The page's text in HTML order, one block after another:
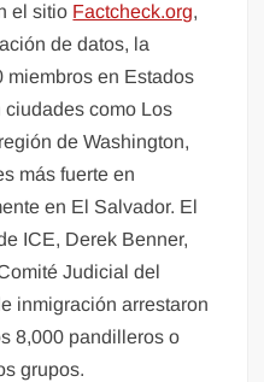
el sitio Factcheck.org,
de datos, la
miembros en Estados
como Los
de Washington,
más fuerte en
en El Salvador. El
ICE, Derek Benner,
Judicial del
inmigración arrestaron
8,000 pandilleros o
grupos.